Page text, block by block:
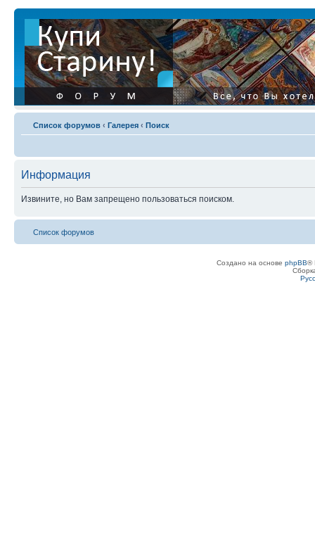
Список форумов ‹ Галерея ‹ Поиск
Информация
Извините, но Вам запрещено пользоваться поиском.
Список форумов
Создано на основе phpBB®